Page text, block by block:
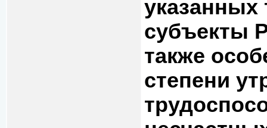
указанных
субъекты
также
степени